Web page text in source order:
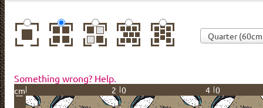
center basic mirror brick drop
Something wrong? Help.
cm 20 40